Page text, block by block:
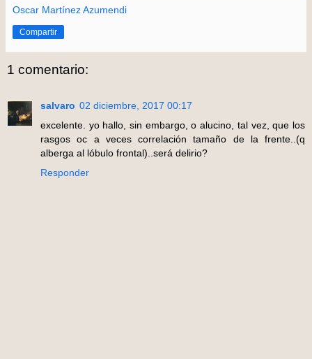
Oscar Martínez Azumendi
Compartir
1 comentario:
salvaro 02 diciembre, 2017 00:17
excelente. yo hallo, sin embargo, o alucino, tal vez, que los
rasgos oc a veces correlación tamaño de la frente..(q
alberga al lóbulo frontal)..será delirio?
Responder